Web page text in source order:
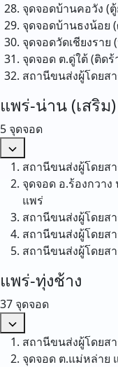
จุดจอดบ้านคอวัง (
จุดจอดบ้านธงน้อย
จุดจอดวัดเชียงราย
จุดจอด ต.ดู่ใต้ (ติด
สถานีขนส่งผู้โดยส
แพร่-น่าน (เสริม)
5 จุดจอด
สถานีขนส่งผู้โดยส
จุดจอด อ.ร้องกวา
แพร่
สถานีขนส่งผู้โดยสา
สถานีขนส่งผู้โดยสา
สถานีขนส่งผู้โดยส
แพร่-ทุ่งช้าง
37 จุดจอด
สถานีขนส่งผู้โดยส
จุดจอด ต.แม่หล่าย